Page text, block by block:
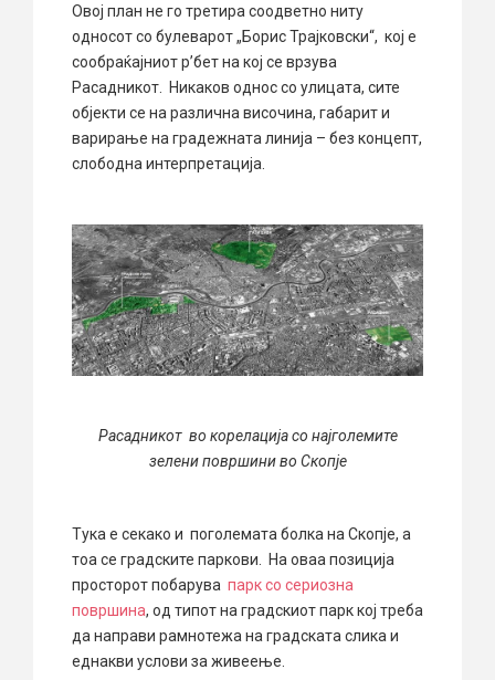
Овој план не го третира соодветно ниту
односот со булеварот „Борис Трајковски“, кој е
сообраќајниот р’бет на кој се врзува
Расадникот. Никаков однос со улицата, сите
објекти се на различна височина, габарит и
варирање на градежната линија – без концепт,
слободна интерпретација.
Расадникот во корелација со најголемите
зелени површини во Скопје
Тука е секако и поголемата болка на Скопје, а
тоа се градските паркови. На оваа позиција
просторот побарува парк со сериозна
површина, од типот на градскиот парк кој треба
да направи рамнотежа на градската слика и
еднакви услови за живеење.